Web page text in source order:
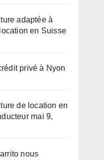
adaptée à
en Suisse
privé à Nyon
de location en
mai 9,
nous